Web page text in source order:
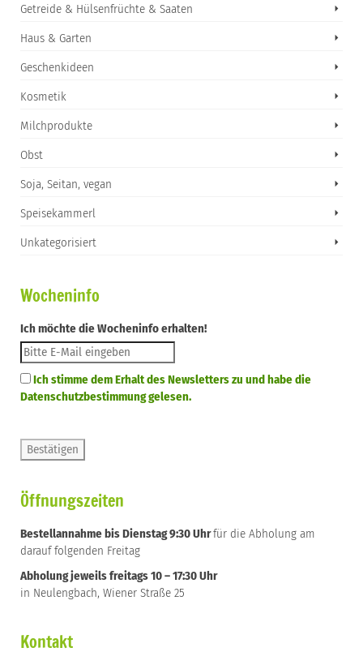
Getreide & Hülsenfrüchte & Saaten
Haus & Garten
Geschenkideen
Kosmetik
Milchprodukte
Obst
Soja, Seitan, vegan
Speisekammerl
Unkategorisiert
Wocheninfo
Ich möchte die Wocheninfo erhalten!
Ich stimme dem Erhalt des Newsletters zu und habe die
Datenschutzbestimmung gelesen.
Öffnungszeiten
Bestellannahme bis Dienstag 9:30 Uhrfür die Abholung am
darauf folgenden Freitag
Abholung jeweils freitags 10 – 17:30 Uhr
in Neulengbach, Wiener Straße 25
Kontakt